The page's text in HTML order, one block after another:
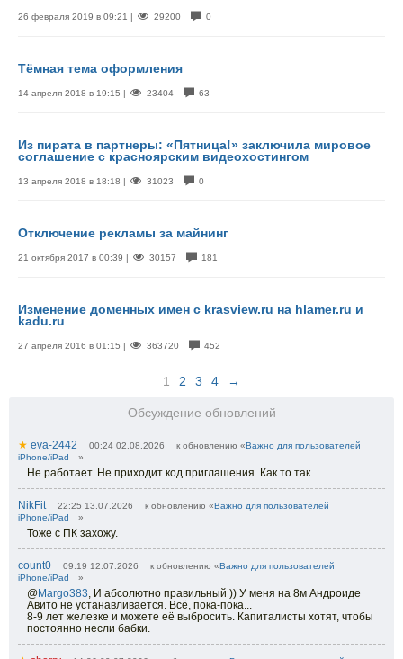
26 февраля 2019 в 09:21 | 29200 0
Тёмная тема оформления
14 апреля 2018 в 19:15 | 23404 63
Из пирата в партнеры: «Пятница!» заключила мировое
соглашение с красноярским видеохостингом
13 апреля 2018 в 18:18 | 31023 0
Отключение рекламы за майнинг
21 октября 2017 в 00:39 | 30157 181
Изменение доменных имен с krasview.ru на hlamer.ru и
kadu.ru
27 апреля 2016 в 01:15 | 363720 452
1 2 3 4 →
Обсуждение обновлений
★ eva-2442 00:24 02.08.2026 к обновлению «Важно для пользователей
iPhone/iPad
»
Не работает. Не приходит код приглашения. Как то так.
NikFit 22:25 13.07.2026 к обновлению «Важно для пользователей
iPhone/iPad
»
Тоже с ПК захожу.
count0 09:19 12.07.2026 к обновлению «Важно для пользователей
iPhone/iPad
»
@Margo383, И абсолютно правильный )) У меня на 8м Андроиде
Авито не устанавливается. Всё, пока-пока...
8-9 лет железке и можете её выбросить. Капиталисты хотят, чтобы
постоянно несли бабки.